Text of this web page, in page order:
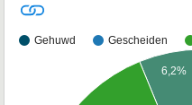
Gehuwd Gescheiden
6,2%